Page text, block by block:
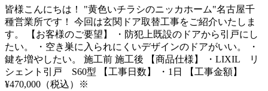
皆様こんにちは！ "黄色いチラシのニッカホーム"名古屋千
種営業所です！ 今回は玄関ドア取替工事をご紹介いたしま
す。 【お客様のご要望】 ・防犯上既設のドアから引戸にし
たい。 ・空き巣に入られにくいデザインのドアがいい。 ・
鍵を増やしたい。 施工前 施工後 【商品仕様】 ・LIXIL リ
シェント引戸 S60型 【工事日数】 ・1日 【工事金額】
¥470,000（税込）※